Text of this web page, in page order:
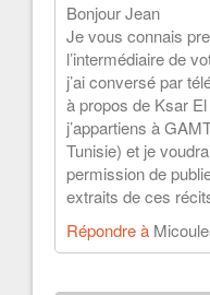
Bonjour Jean
Je vous connais
l’intermédiaire de
j’ai conversé par
à propos de Ksar
j’appartiens à
Tunisie) et je
permission de
extraits de ces
Répondre à